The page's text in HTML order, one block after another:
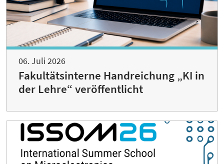
06. Juli 2026
Fakultätsinterne Handreichung „KI in
der Lehre“ veröffentlicht